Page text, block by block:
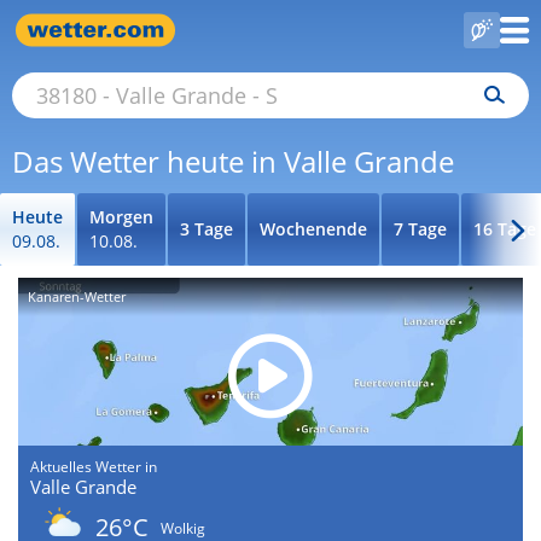
Das Wetter heute in Valle Grande
Heute
09.08.
Morgen
10.08.
3 Tage Wochenende 7 Tage 16 Tage
Kanaren-Wetter
Aktuelles Wetter in
Valle Grande
26°C
Wolkig